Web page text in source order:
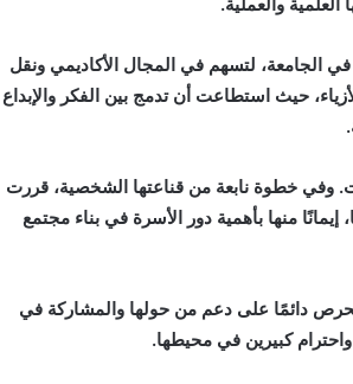
والعملية.
الجامعة، لتسهم في المجال الأكاديمي ونقل
حيث استطاعت أن تدمج بين الفكر والإبداع
وفي خطوة نابعة من قناعتها الشخصية، قررت
إيمانًا منها بأهمية دور الأسرة في بناء مجتمع
دائمًا على دعم من حولها والمشاركة في
واحترام كبيرين في محيطها.